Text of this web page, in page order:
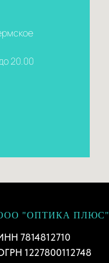
20.00
"ОПТИКА ПЛЮС"
7814812710
1227800112748